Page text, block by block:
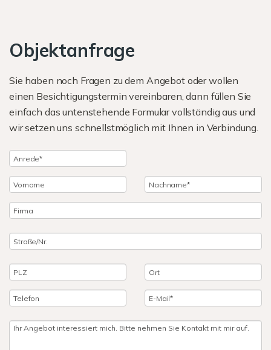
Objektanfrage
Sie haben noch Fragen zu dem Angebot oder wollen
einen Besichtigungstermin vereinbaren, dann füllen Sie
einfach das untenstehende Formular vollständig aus und
wir setzen uns schnellstmöglich mit Ihnen in Verbindung.